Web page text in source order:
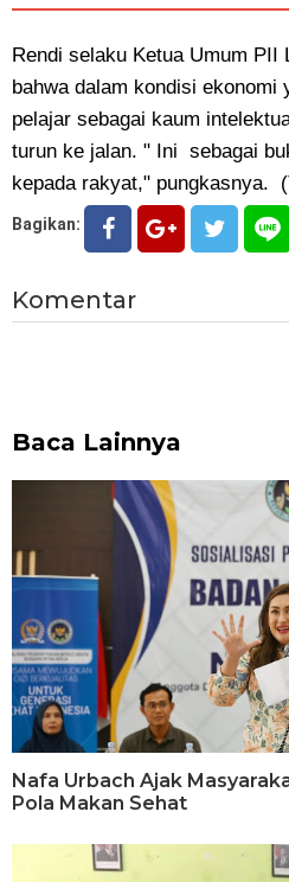
Rendi selaku Ketua Umum PII
bahwa dalam kondisi ekonomi
pelajar sebagai kaum
turun ke jalan. " Ini sebagai
kepada rakyat," pungkasnya.
Bagikan:
Komentar
Baca Lainnya
Nafa Urbach Ajak
Pola Makan Sehat